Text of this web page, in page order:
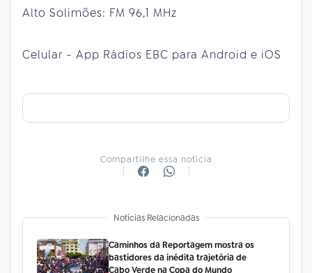
Alto Solimões: FM 96,1 MHz
Celular - App Rádios EBC para Android e iOS
Compartilhe essa notícia
Notícias Relacionadas
Caminhos da Reportagem mostra os
bastidores da inédita trajetória de
Cabo Verde na Copa do Mundo